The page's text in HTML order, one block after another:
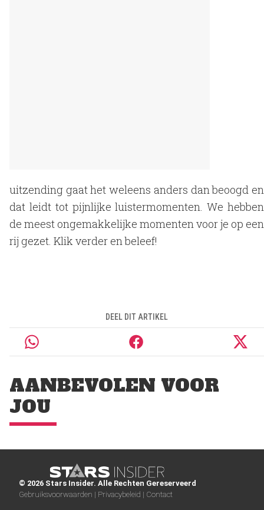
uitzending gaat het weleens anders dan beoogd en
dat leidt tot pijnlijke luistermomenten. We hebben
de meest ongemakkelijke momenten voor je op een
rij gezet. Klik verder en beleef!
DEEL DIT ARTIKEL
AANBEVOLEN VOOR
JOU
© 2026 Stars Insider. Alle Rechten Gereserveerd
Gebruiksvoorwaarden | Privacybeleid | Contact